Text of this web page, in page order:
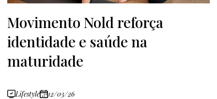
Movimento Nold reforça
identidade e saúde na
maturidade
Lifestyle
12/03/26